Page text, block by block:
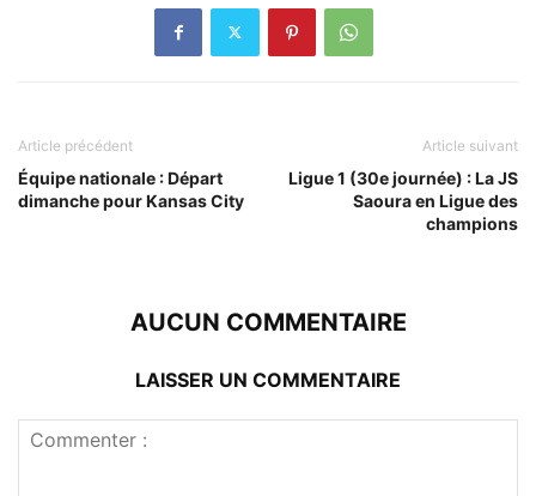
Article précédent
Équipe nationale : Départ
dimanche pour Kansas City
Article suivant
Ligue 1 (30e journée) : La JS
Saoura en Ligue des
champions
AUCUN COMMENTAIRE
LAISSER UN COMMENTAIRE